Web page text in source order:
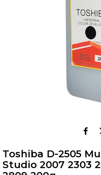
Toshiba D-2505
Studio 2007 2303